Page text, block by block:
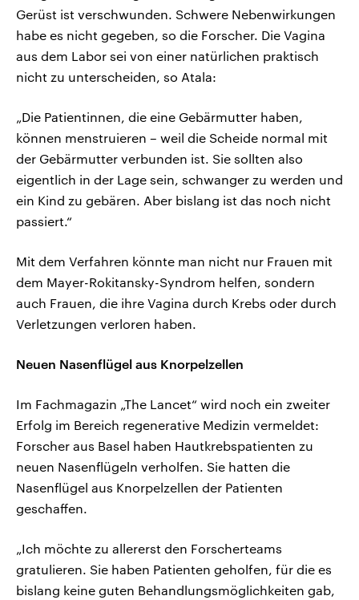
Gerüst ist verschwunden. Schwere Nebenwirkungen
habe es nicht gegeben, so die Forscher. Die Vagina
aus dem Labor sei von einer natürlichen praktisch
nicht zu unterscheiden, so Atala:
„Die Patientinnen, die eine Gebärmutter haben,
können menstruieren – weil die Scheide normal mit
der Gebärmutter verbunden ist. Sie sollten also
eigentlich in der Lage sein, schwanger zu werden und
ein Kind zu gebären. Aber bislang ist das noch nicht
passiert.“
Mit dem Verfahren könnte man nicht nur Frauen mit
dem Mayer-Rokitansky-Syndrom helfen, sondern
auch Frauen, die ihre Vagina durch Krebs oder durch
Verletzungen verloren haben.
Neuen Nasenflügel aus Knorpelzellen
Im Fachmagazin „The Lancet“ wird noch ein zweiter
Erfolg im Bereich regenerative Medizin vermeldet:
Forscher aus Basel haben Hautkrebspatienten zu
neuen Nasenflügeln verholfen. Sie hatten die
Nasenflügel aus Knorpelzellen der Patienten
geschaffen.
„Ich möchte zu allererst den Forscherteams
gratulieren. Sie haben Patienten geholfen, für die es
bislang keine guten Behandlungsmöglichkeiten gab,